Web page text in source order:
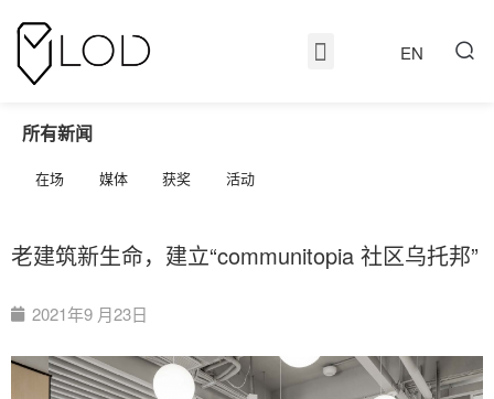
EN
所有新闻
在场 媒体 获奖 活动
老建筑新生命，建立“communitopia 社区乌托邦”
2021年9 月23日